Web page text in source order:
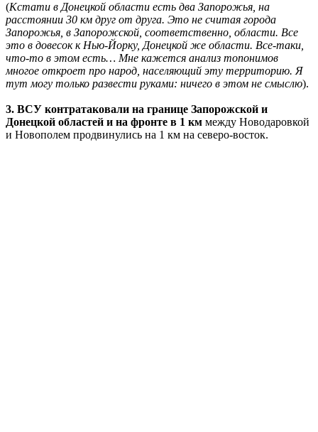
(Кстати в Донецкой области есть два Запорожья, на
расстоянии 30 км друг от друга. Это не считая города
Запорожья, в Запорожской, соответственно, области. Все
это в довесок к Нью-Йорку, Донецкой же области. Все-таки,
что-то в этом есть… Мне кажется анализ топонимов
многое откроет про народ, населяющий эту территорию. Я
тут могу только развести руками: ничего в этом не смыслю).
3. ВСУ контратаковали на границе Запорожской и
Донецкой областей и на фронте в 1 км между Новодаровкой
и Новополем продвинулись на 1 км на северо-восток.